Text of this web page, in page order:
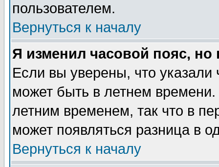
пользователем.
Вернуться к началу
Я изменил часовой пояс,
Если вы уверены, что указали
может быть в летнем
летним временем, так что в
может появляться разница в
Вернуться к началу